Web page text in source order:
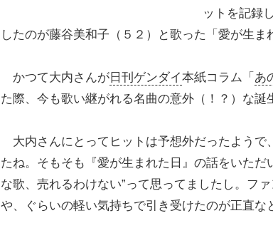
ットを記録
したのが藤谷美和子（５２）と歌った「愛が生ま
かつて大内さんが 日刊ゲンダイ本紙コラム「 あ
た際、今も歌い継がれる名曲の意外（！？）な誕
大内さんにとってヒットは予想外だったようで
たね。そもそも『愛が生まれた日』の話をいただ
な歌、売れるわけない”って思ってましたし。フ
や、ぐらいの軽い気持ちで引き受けたのが正直な